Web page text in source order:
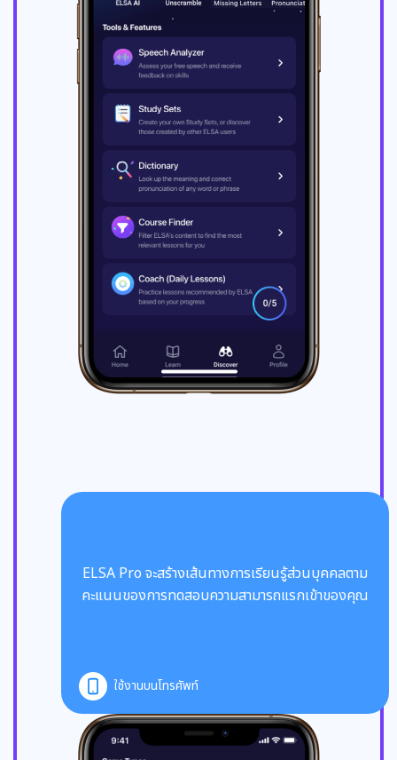
ELSA Pro จะสร้างเส้นทางการเรียนรู้ส่วนบุคคลตาม
คะแนนของการทดสอบความสามารถแรกเข้าของคุณ
ใช้งานบนโทรศัพท์